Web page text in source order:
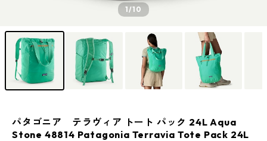
1/10
パタゴニア テラヴィア トート パック 24L Aqua
Stone 48814 Patagonia Terravia Tote Pack 24L